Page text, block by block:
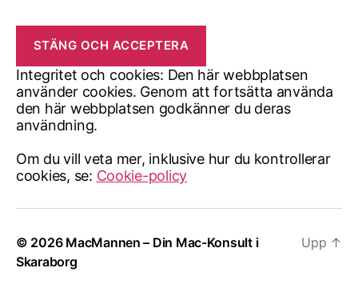
Integritet och cookies: Den här webbplatsen
använder cookies. Genom att fortsätta använda
den här webbplatsen godkänner du deras
användning.
Om du vill veta mer, inklusive hur du kontrollerar
cookies, se: Cookie-policy
© 2026 MacMannen – Din Mac-Konsult i
Skaraborg
Upp ↑